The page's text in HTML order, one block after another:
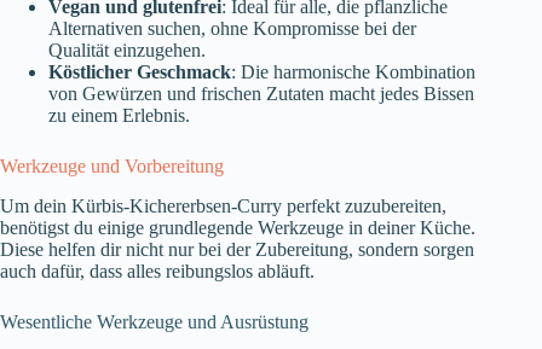
Vegan und glutenfrei: Ideal für alle, die pflanzliche
Alternativen suchen, ohne Kompromisse bei der
Qualität einzugehen.
Köstlicher Geschmack: Die harmonische Kombination
von Gewürzen und frischen Zutaten macht jedes Bissen
zu einem Erlebnis.
Werkzeuge und Vorbereitung
Um dein Kürbis-Kichererbsen-Curry perfekt zuzubereiten,
benötigst du einige grundlegende Werkzeuge in deiner Küche.
Diese helfen dir nicht nur bei der Zubereitung, sondern sorgen
auch dafür, dass alles reibungslos abläuft.
Wesentliche Werkzeuge und Ausrüstung